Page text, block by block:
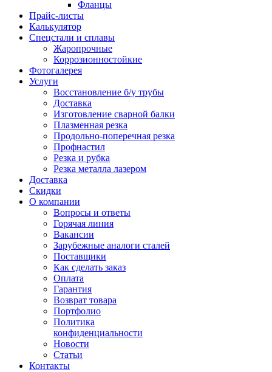
Фланцы
Прайс-листы
Калькулятор
Спецстали и сплавы
Жаропрочные
Коррозионностойкие
Фотогалерея
Услуги
Восстановление б/у трубы
Доставка
Изготовление сварной балки
Плазменная резка
Продольно-поперечная резка
Профнастил
Резка и рубка
Резка металла лазером
Доставка
Скидки
О компании
Вопросы и ответы
Горячая линия
Вакансии
Зарубежные аналоги сталей
Поставщики
Как сделать заказ
Оплата
Гарантия
Возврат товара
Портфолио
Политика
конфиденциальности
Новости
Статьи
Контакты